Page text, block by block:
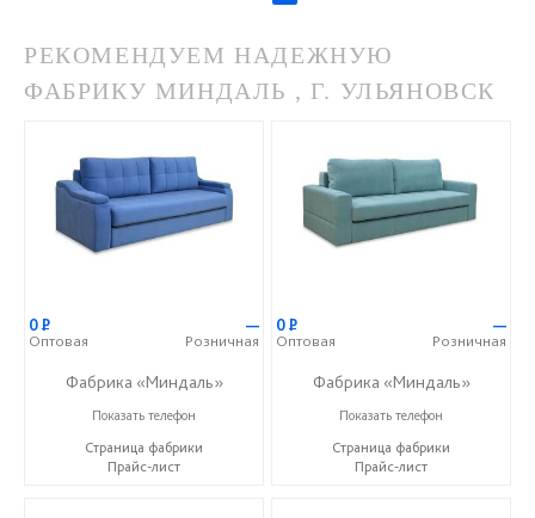
РЕКОМЕНДУЕМ НАДЕЖНУЮ
ФАБРИКУ МИНДАЛЬ , Г. УЛЬЯНОВСК
0Р
Оптовая
—
Розничная
Фабрика «Миндаль»
+7 (927) 630-62-82
Показать телефон
Страница фабрики
Прайс-лист
0Р
Оптовая
—
Розничная
Фабрика «Миндаль»
+7 (927) 630-62-82
Показать телефон
Страница фабрики
Прайс-лист